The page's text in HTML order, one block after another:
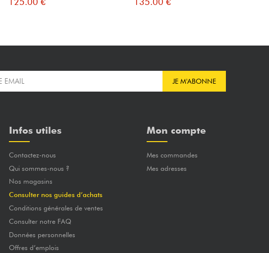
JE M'ABONNE
Infos utiles
Contactez-nous
Qui sommes-nous ?
Nos magasins
Consulter nos guides d’achats
Conditions générales de ventes
Consulter notre FAQ
Données personnelles
Offres d’emplois
Mon compte
Mes commandes
Mes adresses